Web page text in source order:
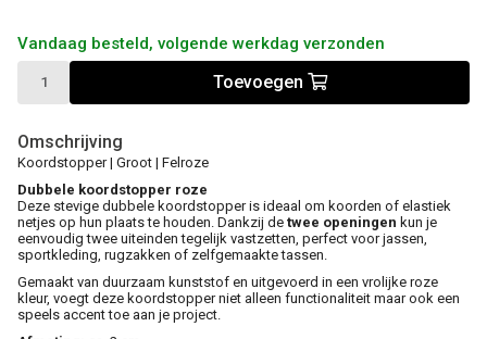
Vandaag besteld, volgende werkdag verzonden
Toevoegen
Omschrijving
Koordstopper | Groot | Felroze
Dubbele koordstopper roze
Deze stevige dubbele koordstopper is ideaal om koorden of elastiek
netjes op hun plaats te houden. Dankzij de twee openingen kun je
eenvoudig twee uiteinden tegelijk vastzetten, perfect voor jassen,
sportkleding, rugzakken of zelfgemaakte tassen.
Gemaakt van duurzaam kunststof en uitgevoerd in een vrolijke roze
kleur, voegt deze koordstopper niet alleen functionaliteit maar ook een
speels accent toe aan je project.